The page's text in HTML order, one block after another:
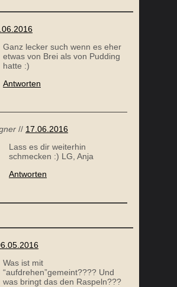
Ganz lecker such wenn es eher
etwas von Brei als von Pudding
hatte :)
Antworten
// 17.06.2016
Lass es dir weiterhin
schmecken :) LG, Anja
Antworten
Was ist mit
“aufdrehen”gemeint???? Und
was bringt das den Raspeln???